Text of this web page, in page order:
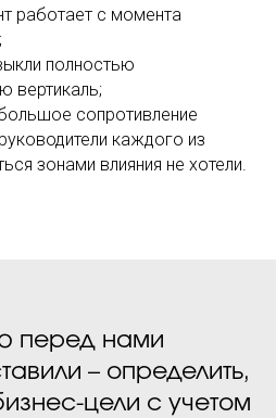
работает с момента
полностью
вертикаль;
сопротивление
каждого из
зонами влияния не хотели.
перед нами
– определить,
цели с учетом